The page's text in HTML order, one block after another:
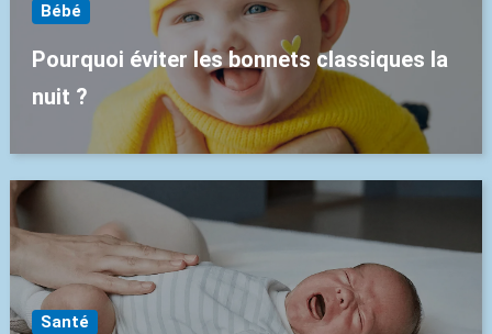
Bébé
Pourquoi éviter les bonnets classiques la
nuit ?
Santé